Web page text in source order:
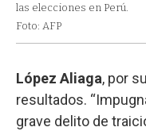
las elecciones en Perú.
Foto: AFP
López Aliaga, por
resultados.
grave delito de